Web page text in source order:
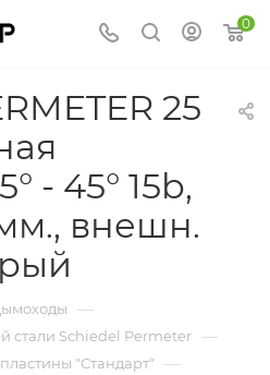
0
25
- 45° 15b,
внешн.
—
Schiedel Permeter —
"Стандарт" —